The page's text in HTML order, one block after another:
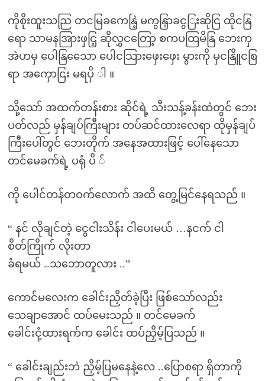
ကိုစိုးထူးသညြ တငမြခကေနြဲ့ မကွနြှာခငွြးဆိုငြ ထိုငနြ
ရော သာမနအြားဖှငြ့ ဆိုလွှငတြော့ စကပထြမိနြ ဘေးကှ
အဲဟမှ ပေါနြသေော ပေါငသြားဖှေးဖှေး မွားကို မှငနြိူငစြ
ရာ အကှောငြး မရပှိ ါ ။
သို့သော် အထက်တန်းစား ဆိုင်ရဲ့ သီးသန့်ခန်းထဲတွင် ဘေး
ပတ်လည် မှန်ချပ်ကြီးများ တပ်ဆင်ထားလေရာ ထိုမှန်ချပ်
ကြီးပေါ်တွင် ဘေးတိုက် အနေအထားဖြင့် ပေါ်နေသော
တင်မေခက်ရဲ့ ပရုံ ပိ ်
ကို ပေါင်တန်တဝက်လောက် အထိ တွေ့မြင်နေရသည် ။
“ နင် လိုချင်တဲ့ ငွေငါးသိန်း ငါပေးမယ် …နငက် ငါ
စိတ်ကြိုက် လိုးတာ
ခံရမယ် ..သဘောတူလား ..”
ကောင်မလေးက ခေါင်းညှိတ်ခဲ့ပြီး ဖြစ်သော်လည်း
သေချာအောင် ထပ်မေးသည် ။ တင်မေခက်
ခေါင်းငုံ့ထားရက်က ခေါင်း ထပ်ညှိမ့်ပြသည် ။
“ ခေါင်းချည်းဘဲ ညှိမ့်ပြမနေနဲ့လေ ..ပြောစရာ ရှိတာကို